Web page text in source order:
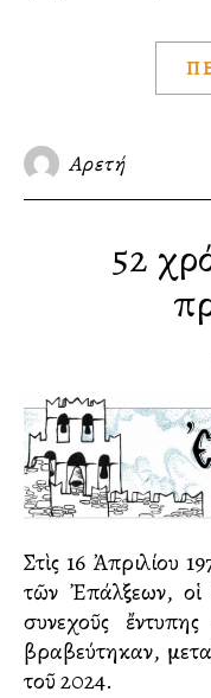
Αρετή
52
Στὶς 16 Ἀπριλίου 1974 κυκλοφόρησε τὸ πρῶτο φύλλο
τῶν Ἐπάλξεων, οἱ
συνεχοῦς
βραβεύτηκαν,
τοῦ 2024.